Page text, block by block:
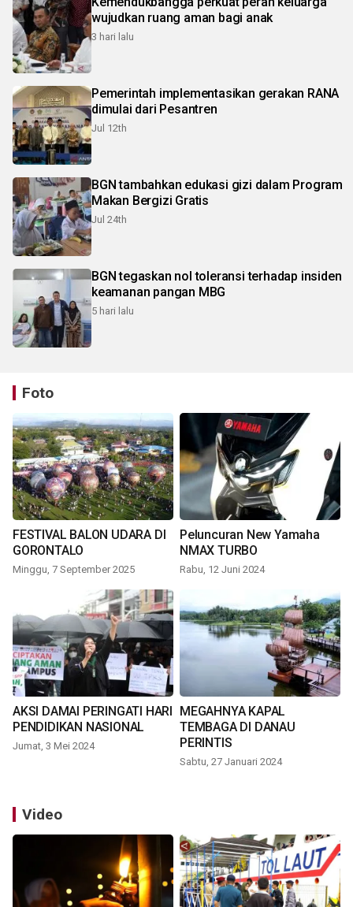
wujudkan ruang aman bagi anak
3 hari lalu
Pemerintah implementasikan gerakan RANA
dimulai dari Pesantren
Jul 12th
BGN tambahkan edukasi gizi dalam Program
Makan Bergizi Gratis
Jul 24th
BGN tegaskan nol toleransi terhadap insiden
keamanan pangan MBG
5 hari lalu
Foto
FESTIVAL BALON UDARA DI
GORONTALO
Minggu, 7 September 2025
Peluncuran New Yamaha
NMAX TURBO
Rabu, 12 Juni 2024
AKSI DAMAI PERINGATI HARI
PENDIDIKAN NASIONAL
Jumat, 3 Mei 2024
MEGAHNYA KAPAL
TEMBAGA DI DANAU
PERINTIS
Sabtu, 27 Januari 2024
Video